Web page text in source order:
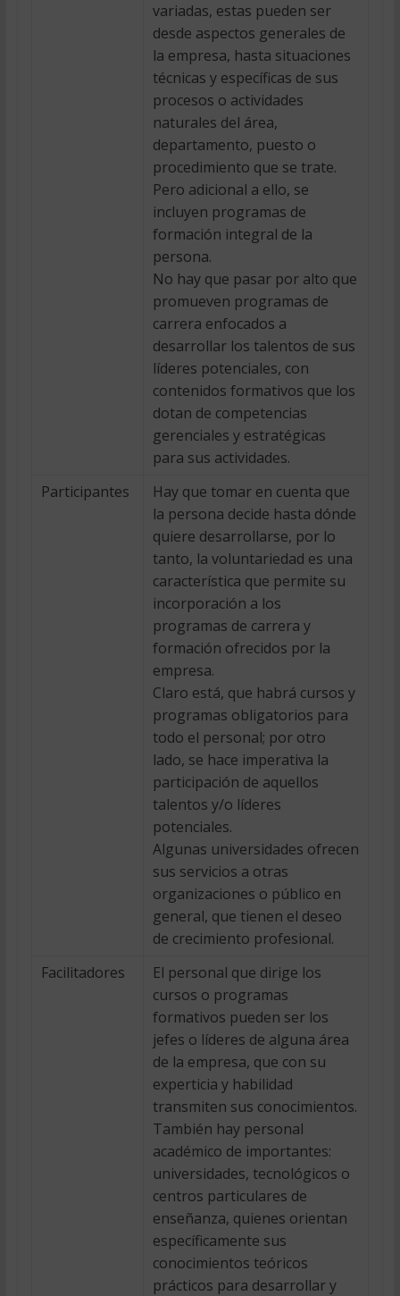
variadas, estas pueden ser
desde aspectos generales de
la empresa, hasta situaciones
técnicas y específicas de sus
procesos o actividades
naturales del área,
departamento, puesto o
procedimiento que se trate.
Pero adicional a ello, se
incluyen programas de
formación integral de la
persona.
No hay que pasar por alto que
promueven programas de
carrera enfocados a
desarrollar los talentos de sus
líderes potenciales, con
contenidos formativos que los
dotan de competencias
gerenciales y estratégicas
para sus actividades.
Participantes
Hay que tomar en cuenta que
la persona decide hasta dónde
quiere desarrollarse, por lo
tanto, la voluntariedad es una
característica que permite su
incorporación a los
programas de carrera y
formación ofrecidos por la
empresa.
Claro está, que habrá cursos y
programas obligatorios para
todo el personal; por otro
lado, se hace imperativa la
participación de aquellos
talentos y/o líderes
potenciales.
Algunas universidades ofrecen
sus servicios a otras
organizaciones o público en
general, que tienen el deseo
de crecimiento profesional.
Facilitadores
El personal que dirige los
cursos o programas
formativos pueden ser los
jefes o líderes de alguna área
de la empresa, que con su
experticia y habilidad
transmiten sus conocimientos.
También hay personal
académico de importantes:
universidades, tecnológicos o
centros particulares de
enseñanza, quienes orientan
específicamente sus
conocimientos teóricos 
prácticos para desarrollar y